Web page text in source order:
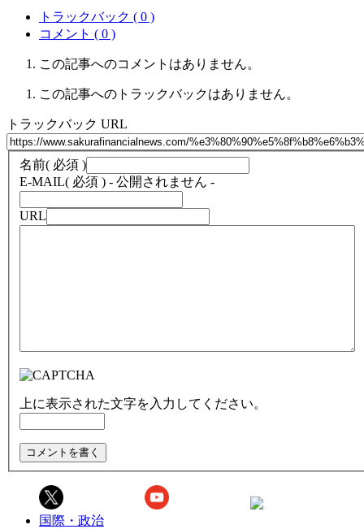
トラックバック ( 0 )
コメント ( 0 )
この記事へのコメントはありません。
この記事へのトラックバックはありません。
トラックバック URL
名前( 必須 )
E-MAIL( 必須 ) - 公開されません -
URL
上に表示された文字を入力してください。
国際・政治